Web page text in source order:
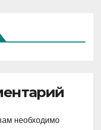
необходимо